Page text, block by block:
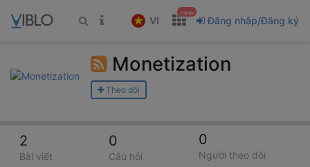
VI
new
Đăng nhập/Đăng ký
Monetization
Theo dõi
2
Bài viết
0
Câu hỏi
0
Người theo dõi